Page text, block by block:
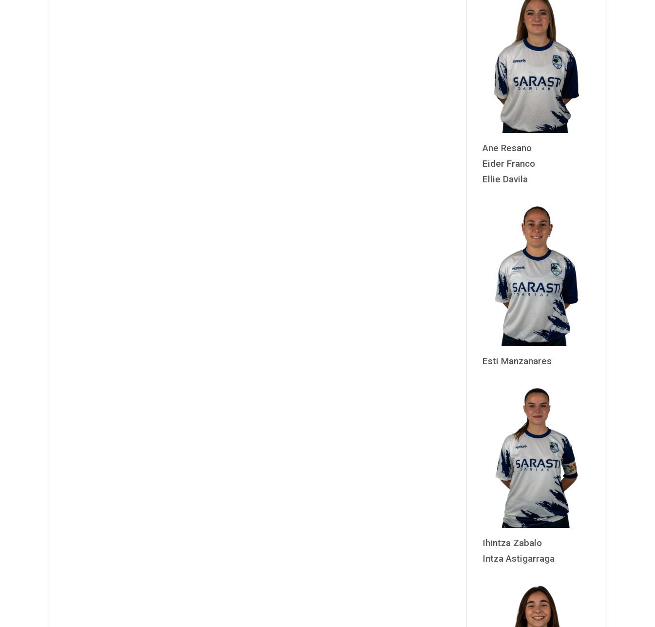
Ane Resano
Eider Franco
Ellie Davila
Esti Manzanares
Ihintza Zabalo
Intza Astigarraga